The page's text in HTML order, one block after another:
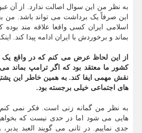
به نظر من این سوال اصالت ندارد. از آن
این صرفاً یک برداشت می تواند باشد. من
اسلامی ایران کسی واقعا علاقه مند بوده
بماند و برخوردش با ایران ادامه پیدا کند.
از این لحاظ عرض می کنم که در واقع
نقش مهمی ایفا کند. به همین خاطر این
های اجتماعی خیلی برجسته بود.
به نظر من گمانه زنی است. فکر نمی
هایی می شود اما در حدی نیست که
جدی نماییم. در ثانی می گویند العبد یدبر،